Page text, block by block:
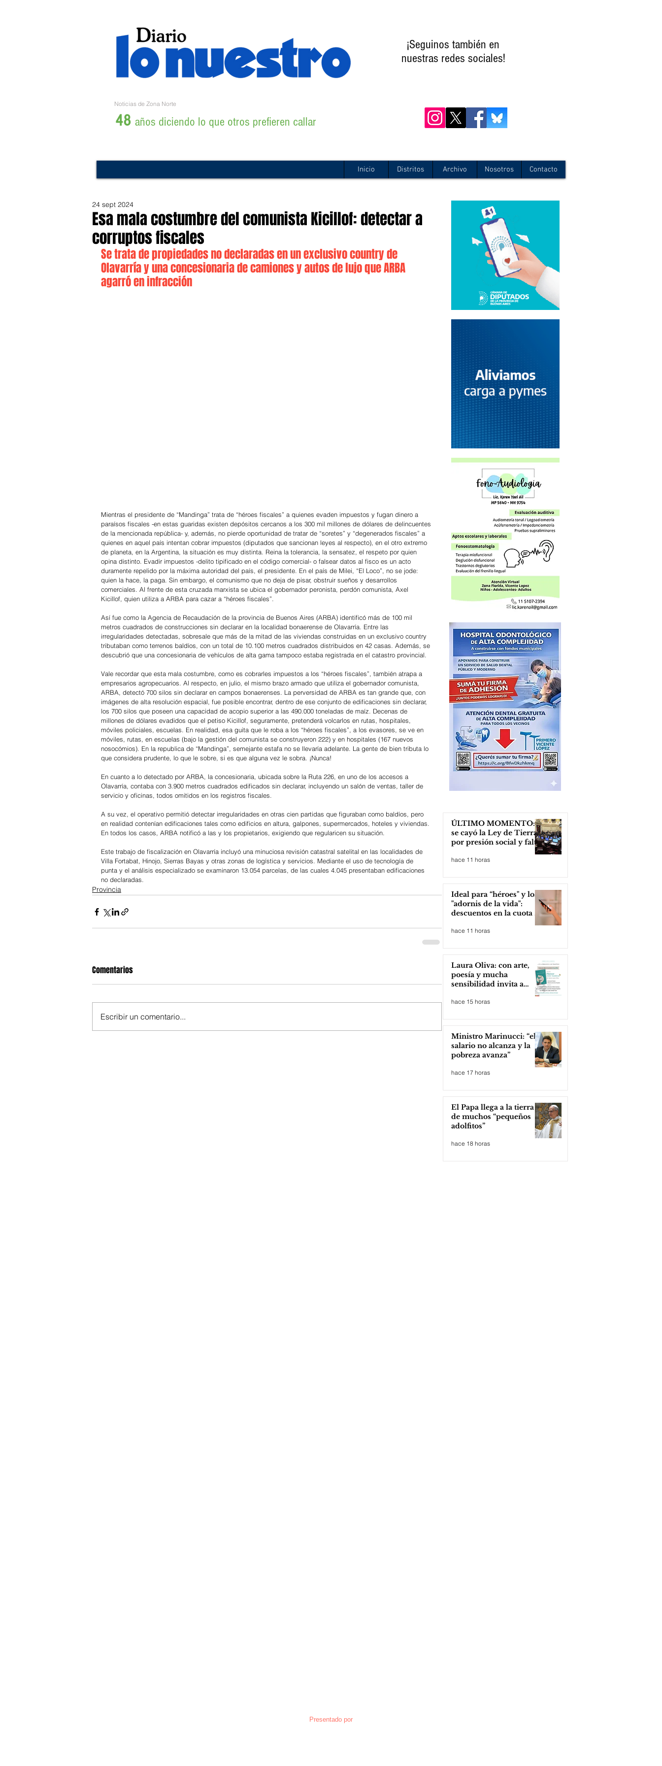
¡Seguinos también en
nuestras redes sociales!
Noticias de Zona Norte
48 años diciendo lo que otros prefieren callar
Inicio Distritos Archivo Nosotros Contacto
Esa mala costumbre del comunista Kicillof: detectar a
corruptos fiscales
24 sept 2024
Se trata de propiedades no declaradas en un exclusivo country de
Olavarría y una concesionaria de camiones y autos de lujo que ARBA
agarró en infracción
Mientras el presidente de “Mandinga” trata de “héroes fiscales” a quienes evaden impuestos y fugan dinero a
paraísos fiscales -en estas guaridas existen depósitos cercanos a los 300 mil millones de dólares de delincuentes
de la mencionada república- y, además, no pierde oportunidad de tratar de “soretes” y “degenerados fiscales” a
quienes en aquel país intentan cobrar impuestos (diputados que sancionan leyes al respecto), en el otro extremo
de planeta, en la Argentina, la situación es muy distinta. Reina la tolerancia, la sensatez, el respeto por quien
opina distinto. Evadir impuestos -delito tipificado en el código comercial- o falsear datos al fisco es un acto
duramente repelido por la máxima autoridad del país, el presidente. En el país de Milei, “El Loco”, no se jode:
quien la hace, la paga. Sin embargo, el comunismo que no deja de pisar, obstruir sueños y desarrollos
comerciales. Al frente de esta cruzada marxista se ubica el gobernador peronista, perdón comunista, Axel
Kicillof, quien utiliza a ARBA para cazar a “héroes fiscales”.
Así fue como la Agencia de Recaudación de la provincia de Buenos Aires (ARBA) identificó más de 100 mil
metros cuadrados de construcciones sin declarar en la localidad bonaerense de Olavarría. Entre las
irregularidades detectadas, sobresale que más de la mitad de las viviendas construidas en un exclusivo country
tributaban como terrenos baldíos, con un total de 10.100 metros cuadrados distribuidos en 42 casas. Además, se
descubrió que una concesionaria de vehículos de alta gama tampoco estaba registrada en el catastro provincial.
Vale recordar que esta mala costumbre, como es cobrarles impuestos a los “héroes fiscales”, también atrapa a
empresarios agropecuarios. Al respecto, en julio, el mismo brazo armado que utiliza el gobernador comunista,
ARBA, detectó 700 silos sin declarar en campos bonaerenses. La perversidad de ARBA es tan grande que, con
imágenes de alta resolución espacial, fue posible encontrar, dentro de ese conjunto de edificaciones sin declarar,
los 700 silos que poseen una capacidad de acopio superior a las 490.000 toneladas de maíz. Decenas de
millones de dólares evadidos que el petiso Kicillof, seguramente, pretenderá volcarlos en rutas, hospitales,
móviles policiales, escuelas. En realidad, esa guita que le roba a los “héroes fiscales”, a los evasores, se ve en
móviles, rutas, en escuelas (bajo la gestión del comunista se construyeron 222) y en hospitales (167 nuevos
nosocómios). En la republica de “Mandinga”, semejante estafa no se llevaría adelante. La gente de bien tributa lo
que considera prudente, lo que le sobre, si es que alguna vez le sobra. ¡Nunca!
En cuanto a lo detectado por ARBA, la concesionaria, ubicada sobre la Ruta 226, en uno de los accesos a
Olavarría, contaba con 3.900 metros cuadrados edificados sin declarar, incluyendo un salón de ventas, taller de
servicio y oficinas, todos omitidos en los registros fiscales.
A su vez, el operativo permitió detectar irregularidades en otras cien partidas que figuraban como baldíos, pero
en realidad contenían edificaciones tales como edificios en altura, galpones, supermercados, hoteles y viviendas.
En todos los casos, ARBA notificó a las y los propietarios, exigiendo que regularicen su situación.
Este trabajo de fiscalización en Olavarría incluyó una minuciosa revisión catastral satelital en las localidades de
Villa Fortabat, Hinojo, Sierras Bayas y otras zonas de logística y servicios. Mediante el uso de tecnología de
punta y el análisis especializado se examinaron 13.054 parcelas, de las cuales 4.045 presentaban edificaciones
no declaradas.
Provincia
Comentarios
Escribir un comentario...
ÚLTIMO MOMENTO:
se cayó la Ley de Tierras
por presión social y falta
hace 11 horas
Ideal para “héroes" y los
"adornis de la vida":
descuentos en la cuota 4
hace 11 horas
Laura Oliva: con arte,
poesía y mucha
sensibilidad invita a
hace 15 horas
Ministro Marinucci: “el
salario no alcanza y la
pobreza avanza”
hace 17 horas
El Papa llega a la tierra
de muchos “pequeños
adolfitos”
hace 18 horas
Presentado por